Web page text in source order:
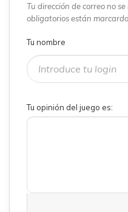
Tu dirección de correo no
obligatorios están
Tu nombre
Tu opinión del juego es: